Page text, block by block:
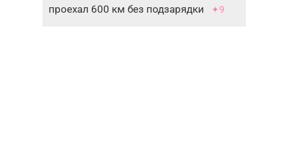
проехал 600 км без подзарядки
✦9